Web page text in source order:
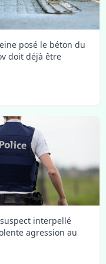
posé le béton du
doit déjà être
interpellé
agression au